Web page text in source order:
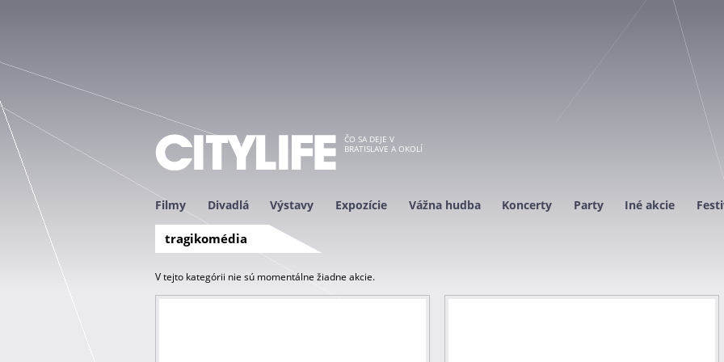
ČO SA DEJE V
BRATISLAVE A OKOLÍ
Filmy Divadlá Výstavy Expozície Vážna hudba Koncerty Party Iné akcie
tragikomédia
V tejto kategórii nie sú momentálne žiadne akcie.